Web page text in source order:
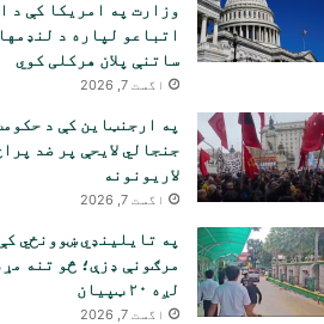
وزارت په امریکا کې د
اتباعو لپاره د
ساتنې پلان هرکلی کوي
اگست 7, 2026
په ارجنټاین کې د
جنجالي لایحې پر ضد
لاریونونه
اگست 7, 2026
په تایلینډي ښوونځي
مرګونې ډزې؛ څو تنه
لږه ۲۰ ټپیان
اگست 7, 2026